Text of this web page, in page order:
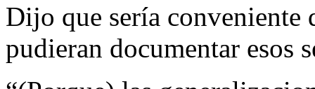
Dijo que sería conveniente
pudieran documentar esos